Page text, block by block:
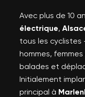
Avec plus de 10
électrique,
tous les cyclistes
hommes,
balades et
Initialement
principal à